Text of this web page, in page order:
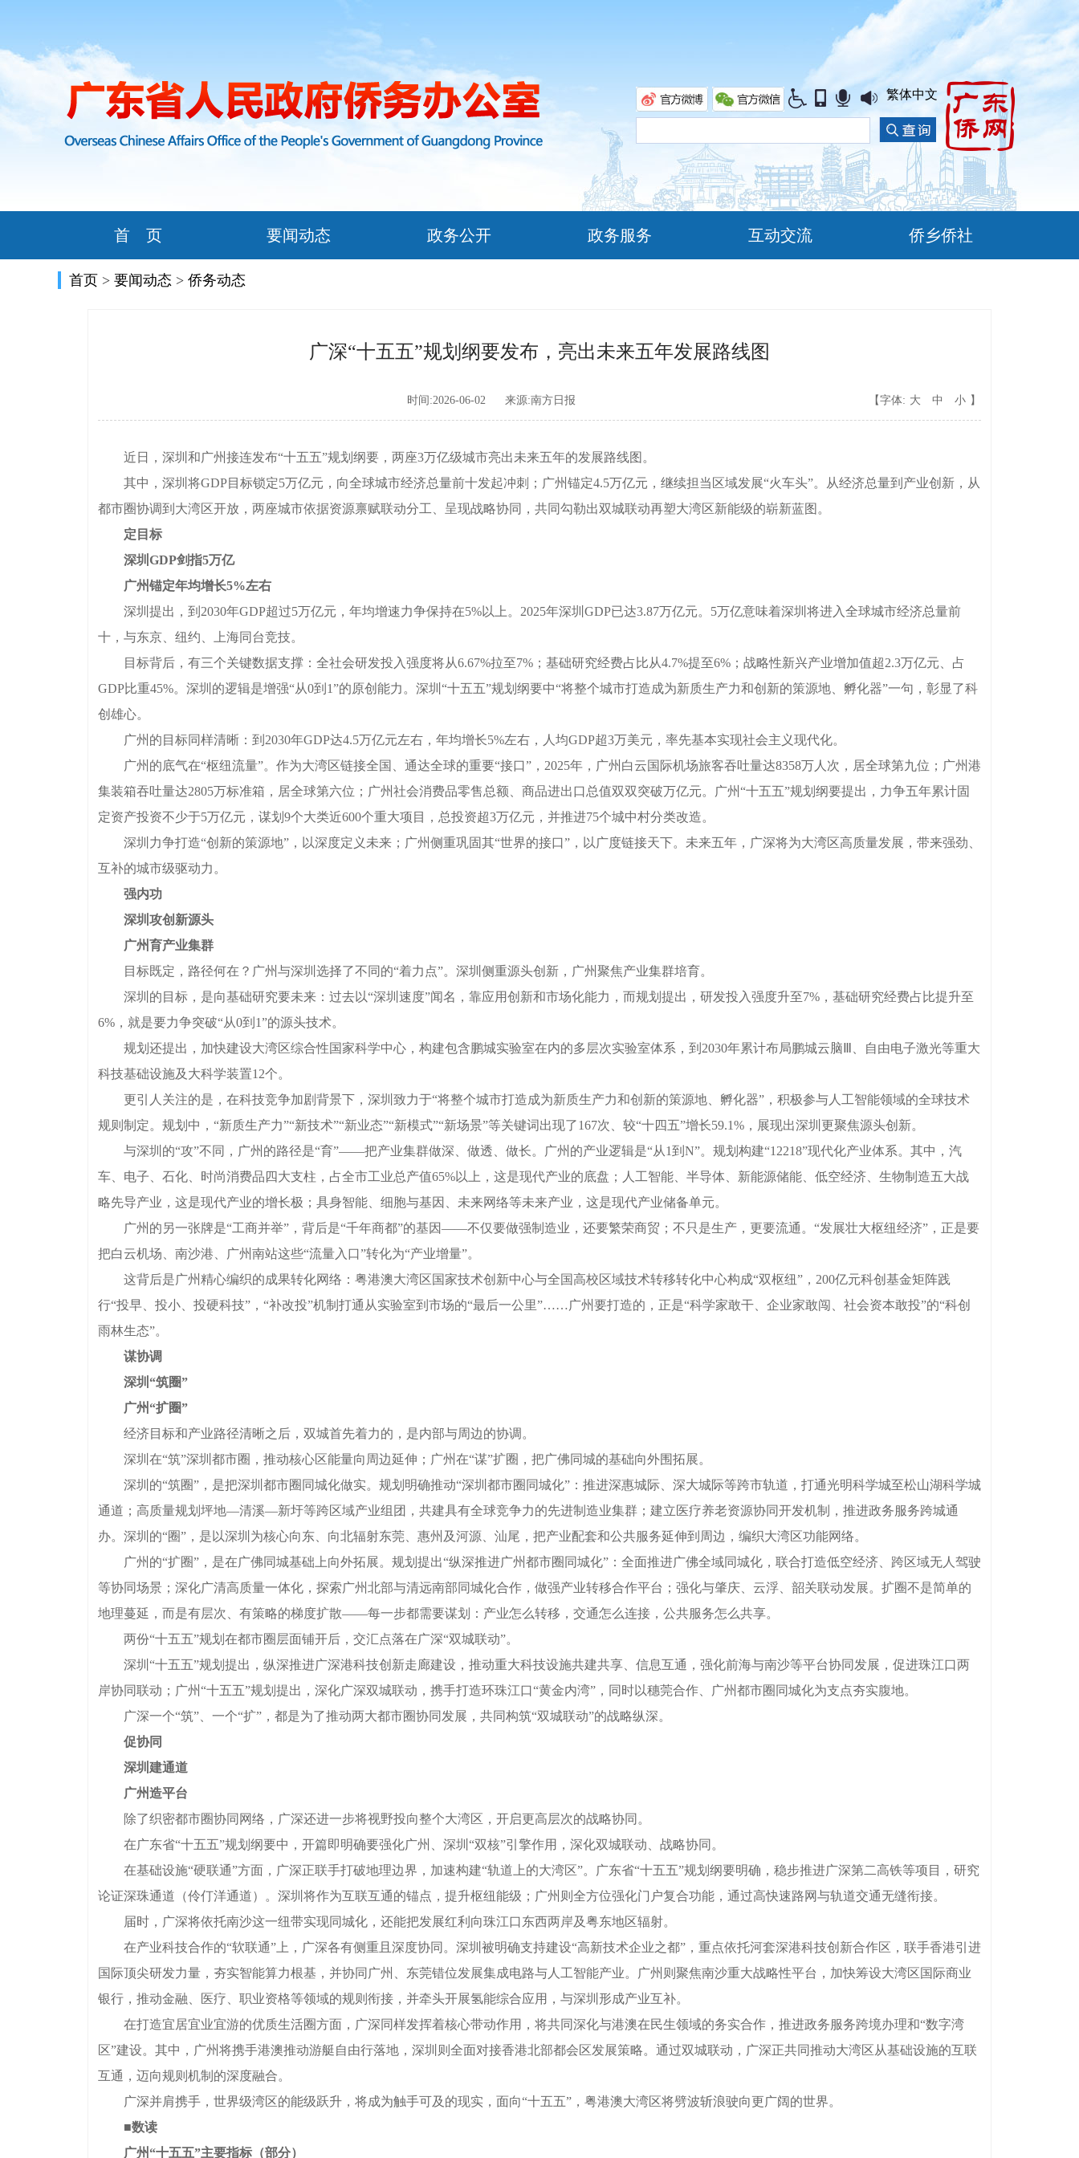
繁体中文
首 页 要闻动态 政务公开 政务服务 互动交流 侨乡侨社
首页 > 要闻动态 > 侨务动态
广深“十五五”规划纲要发布，亮出未来五年发展路线图
时间:2026-06-02 来源:南方日报 【字体: 大 中 小 】
近日，深圳和广州接连发布“十五五”规划纲要，两座3万亿级城市亮出未来五年的发展路线图。
其中，深圳将GDP目标锁定5万亿元，向全球城市经济总量前十发起冲刺；广州锚定4.5万亿元，继续担当区域发展“火车头”。从经济总量到产业创新，从
都市圈协调到大湾区开放，两座城市依据资源禀赋联动分工、呈现战略协同，共同勾勒出双城联动再塑大湾区新能级的崭新蓝图。
定目标
深圳GDP剑指5万亿
广州锚定年均增长5%左右
深圳提出，到2030年GDP超过5万亿元，年均增速力争保持在5%以上。2025年深圳GDP已达3.87万亿元。5万亿意味着深圳将进入全球城市经济总量前
十，与东京、纽约、上海同台竞技。
目标背后，有三个关键数据支撑：全社会研发投入强度将从6.67%拉至7%；基础研究经费占比从4.7%提至6%；战略性新兴产业增加值超2.3万亿元、占
GDP比重45%。深圳的逻辑是增强“从0到1”的原创能力。深圳“十五五”规划纲要中“将整个城市打造成为新质生产力和创新的策源地、孵化器”一句，彰显了科
创雄心。
广州的目标同样清晰：到2030年GDP达4.5万亿元左右，年均增长5%左右，人均GDP超3万美元，率先基本实现社会主义现代化。
广州的底气在“枢纽流量”。作为大湾区链接全国、通达全球的重要“接口”，2025年，广州白云国际机场旅客吞吐量达8358万人次，居全球第九位；广州港
集装箱吞吐量达2805万标准箱，居全球第六位；广州社会消费品零售总额、商品进出口总值双双突破万亿元。广州“十五五”规划纲要提出，力争五年累计固
定资产投资不少于5万亿元，谋划9个大类近600个重大项目，总投资超3万亿元，并推进75个城中村分类改造。
深圳力争打造“创新的策源地”，以深度定义未来；广州侧重巩固其“世界的接口”，以广度链接天下。未来五年，广深将为大湾区高质量发展，带来强劲、
互补的城市级驱动力。
强内功
深圳攻创新源头
广州育产业集群
目标既定，路径何在？广州与深圳选择了不同的“着力点”。深圳侧重源头创新，广州聚焦产业集群培育。
深圳的目标，是向基础研究要未来：过去以“深圳速度”闻名，靠应用创新和市场化能力，而规划提出，研发投入强度升至7%，基础研究经费占比提升至
6%，就是要力争突破“从0到1”的源头技术。
规划还提出，加快建设大湾区综合性国家科学中心，构建包含鹏城实验室在内的多层次实验室体系，到2030年累计布局鹏城云脑Ⅲ、自由电子激光等重大
科技基础设施及大科学装置12个。
更引人关注的是，在科技竞争加剧背景下，深圳致力于“将整个城市打造成为新质生产力和创新的策源地、孵化器”，积极参与人工智能领域的全球技术
规则制定。规划中，“新质生产力”“新技术”“新业态”“新模式”“新场景”等关键词出现了167次、较“十四五”增长59.1%，展现出深圳更聚焦源头创新。
与深圳的“攻”不同，广州的路径是“育”——把产业集群做深、做透、做长。广州的产业逻辑是“从1到N”。规划构建“12218”现代化产业体系。其中，汽
车、电子、石化、时尚消费品四大支柱，占全市工业总产值65%以上，这是现代产业的底盘；人工智能、半导体、新能源储能、低空经济、生物制造五大战
略先导产业，这是现代产业的增长极；具身智能、细胞与基因、未来网络等未来产业，这是现代产业储备单元。
广州的另一张牌是“工商并举”，背后是“千年商都”的基因——不仅要做强制造业，还要繁荣商贸；不只是生产，更要流通。“发展壮大枢纽经济”，正是要
把白云机场、南沙港、广州南站这些“流量入口”转化为“产业增量”。
这背后是广州精心编织的成果转化网络：粤港澳大湾区国家技术创新中心与全国高校区域技术转移转化中心构成“双枢纽”，200亿元科创基金矩阵践
行“投早、投小、投硬科技”，“补改投”机制打通从实验室到市场的“最后一公里”……广州要打造的，正是“科学家敢干、企业家敢闯、社会资本敢投”的“科创
雨林生态”。
谋协调
深圳“筑圈”
广州“扩圈”
经济目标和产业路径清晰之后，双城首先着力的，是内部与周边的协调。
深圳在“筑”深圳都市圈，推动核心区能量向周边延伸；广州在“谋”扩圈，把广佛同城的基础向外围拓展。
深圳的“筑圈”，是把深圳都市圈同城化做实。规划明确推动“深圳都市圈同城化”：推进深惠城际、深大城际等跨市轨道，打通光明科学城至松山湖科学城
通道；高质量规划坪地—清溪—新圩等跨区域产业组团，共建具有全球竞争力的先进制造业集群；建立医疗养老资源协同开发机制，推进政务服务跨城通
办。深圳的“圈”，是以深圳为核心向东、向北辐射东莞、惠州及河源、汕尾，把产业配套和公共服务延伸到周边，编织大湾区功能网络。
广州的“扩圈”，是在广佛同城基础上向外拓展。规划提出“纵深推进广州都市圈同城化”：全面推进广佛全域同城化，联合打造低空经济、跨区域无人驾驶
等协同场景；深化广清高质量一体化，探索广州北部与清远南部同城化合作，做强产业转移合作平台；强化与肇庆、云浮、韶关联动发展。扩圈不是简单的
地理蔓延，而是有层次、有策略的梯度扩散——每一步都需要谋划：产业怎么转移，交通怎么连接，公共服务怎么共享。
两份“十五五”规划在都市圈层面铺开后，交汇点落在广深“双城联动”。
深圳“十五五”规划提出，纵深推进广深港科技创新走廊建设，推动重大科技设施共建共享、信息互通，强化前海与南沙等平台协同发展，促进珠江口两
岸协同联动；广州“十五五”规划提出，深化广深双城联动，携手打造环珠江口“黄金内湾”，同时以穗莞合作、广州都市圈同城化为支点夯实腹地。
广深一个“筑”、一个“扩”，都是为了推动两大都市圈协同发展，共同构筑“双城联动”的战略纵深。
促协同
深圳建通道
广州造平台
除了织密都市圈协同网络，广深还进一步将视野投向整个大湾区，开启更高层次的战略协同。
在广东省“十五五”规划纲要中，开篇即明确要强化广州、深圳“双核”引擎作用，深化双城联动、战略协同。
在基础设施“硬联通”方面，广深正联手打破地理边界，加速构建“轨道上的大湾区”。广东省“十五五”规划纲要明确，稳步推进广深第二高铁等项目，研究
论证深珠通道（伶仃洋通道）。深圳将作为互联互通的锚点，提升枢纽能级；广州则全方位强化门户复合功能，通过高快速路网与轨道交通无缝衔接。
届时，广深将依托南沙这一纽带实现同城化，还能把发展红利向珠江口东西两岸及粤东地区辐射。
在产业科技合作的“软联通”上，广深各有侧重且深度协同。深圳被明确支持建设“高新技术企业之都”，重点依托河套深港科技创新合作区，联手香港引进
国际顶尖研发力量，夯实智能算力根基，并协同广州、东莞错位发展集成电路与人工智能产业。广州则聚焦南沙重大战略性平台，加快筹设大湾区国际商业
银行，推动金融、医疗、职业资格等领域的规则衔接，并牵头开展氢能综合应用，与深圳形成产业互补。
在打造宜居宜业宜游的优质生活圈方面，广深同样发挥着核心带动作用，将共同深化与港澳在民生领域的务实合作，推进政务服务跨境办理和“数字湾
区”建设。其中，广州将携手港澳推动游艇自由行落地，深圳则全面对接香港北部都会区发展策略。通过双城联动，广深正共同推动大湾区从基础设施的互联
互通，迈向规则机制的深度融合。
广深并肩携手，世界级湾区的能级跃升，将成为触手可及的现实，面向“十五五”，粤港澳大湾区将劈波斩浪驶向更广阔的世界。
■数读
广州“十五五”主要指标（部分）